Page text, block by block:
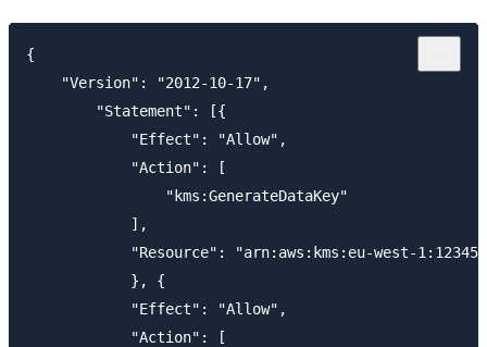
{
    "Version": "2012-10-17",
        "Statement": [{
            "Effect": "Allow",
            "Action": [
                "kms:GenerateDataKey"
            ],
"Resource": "arn:aws:kms:eu-west-
            }, {
            "Effect": "Allow",
            "Action": [